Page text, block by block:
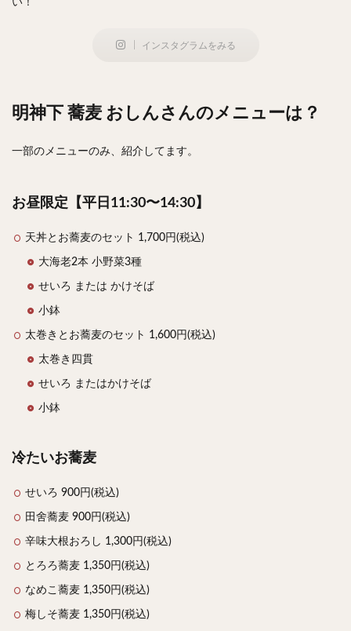
インスタグラムをみる
明神下 蕎麦 おしんさんのメニューは？
一部のメニューのみ、紹介してます。
お昼限定【平日11:30〜14:30】
天丼とお蕎麦のセット 1,700円(税込)
大海老2本 小野菜3種
せいろ または かけそば
小鉢
太巻きとお蕎麦のセット 1,600円(税込)
太巻き四貫
せいろ またはかけそば
小鉢
冷たいお蕎麦
せいろ 900円(税込)
田舍蕎麦 900円(税込)
辛味大根おろし 1,300円(税込)
とろろ蕎麦 1,350円(税込)
なめこ蕎麦 1,350円(税込)
梅しそ蕎麦 1,350円(税込)